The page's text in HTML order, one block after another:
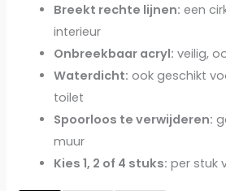
Breekt rechte lijnen: een
interieur
Onbreekbaar acryl: veilig,
Waterdicht: ook geschikt
toilet
Spoorloos te verwijderen:
muur
Kies 1, 2 of 4 stuks: per stuk